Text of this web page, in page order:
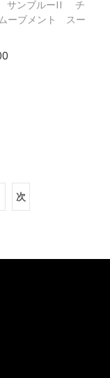
サンブルーII チ
ーブメント スー
次